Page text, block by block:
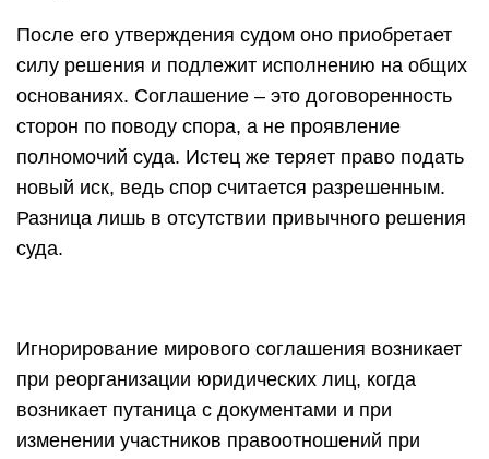
После его утверждения судом оно приобретает
силу решения и подлежит исполнению на общих
основаниях. Соглашение – это договоренность
сторон по поводу спора, а не проявление
полномочий суда. Истец же теряет право подать
новый иск, ведь спор считается разрешенным.
Разница лишь в отсутствии привычного решения
суда.
Игнорирование мирового соглашения возникает
при реорганизации юридических лиц, когда
возникает путаница с документами и при
изменении участников правоотношений при